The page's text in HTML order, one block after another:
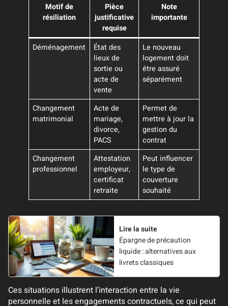
Motif de
résiliation
Pièce
justificative
requise
Note
importante
Déménagement
État des
lieux de
sortie ou
acte de
vente
Le nouveau
logement doit
être assuré
séparément
Changement
matrimonial
Acte de
mariage,
divorce,
PACS
Permet de
mettre à jour la
gestion du
contrat
Changement
professionnel
Attestation
employeur,
certificat
retraite
Peut influencer
le type de
couverture
souhaité
Lire la suite
Épargne de précaution
liquide : alternatives aux
livrets classiques
Ces situations illustrent l’interaction entre la vie
personnelle et les engagements contractuels, ce qui peut